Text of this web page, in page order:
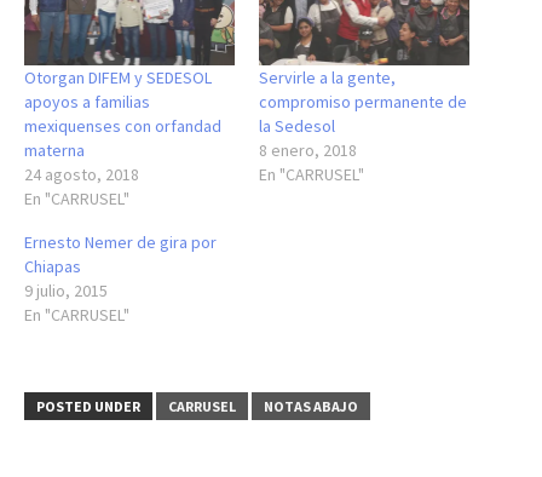
Otorgan DIFEM y SEDESOL
apoyos a familias
mexiquenses con orfandad
materna
24 agosto, 2018
En "CARRUSEL"
Servirle a la gente,
compromiso permanente de
la Sedesol
8 enero, 2018
En "CARRUSEL"
Ernesto Nemer de gira por
Chiapas
9 julio, 2015
En "CARRUSEL"
POSTED UNDER CARRUSEL NOTAS ABAJO